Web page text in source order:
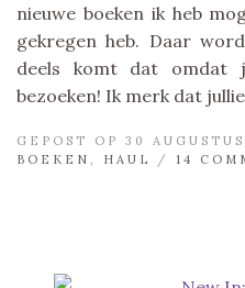
nieuwe boeken ik heb
gekregen heb. Daar
deels komt dat omdat
bezoeken! Ik merk dat
GEPOST OP 30
BOEKEN
HAUL / 14